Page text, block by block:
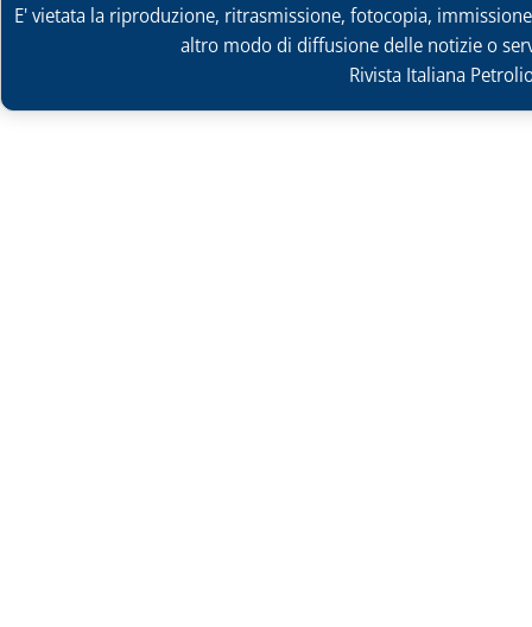
E' vietata la riproduzione, ritrasmissione, fotocopia,
altro modo di diffusione delle notizie o
Rivista Italiana